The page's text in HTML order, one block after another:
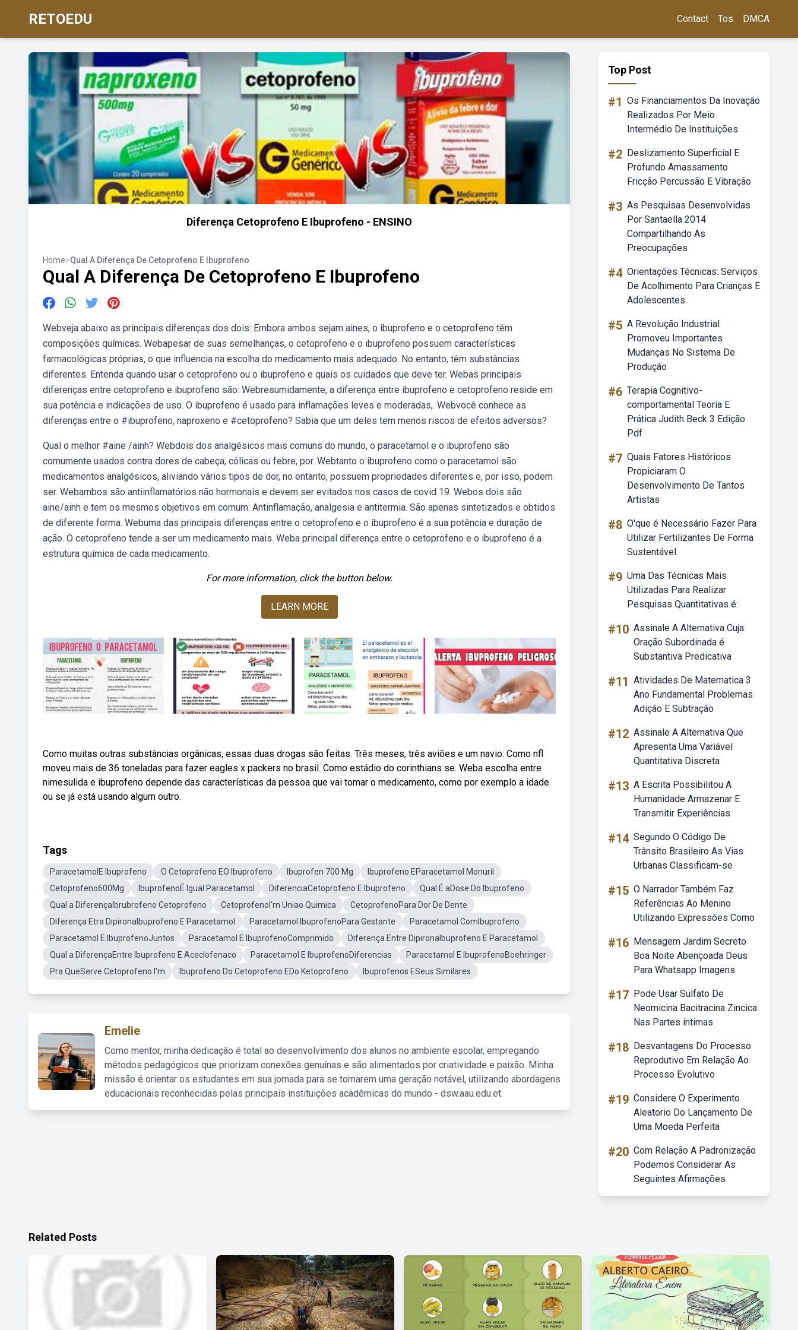
RETOEDU Contact Tos DMCA
Diferença Cetoprofeno E Ibuprofeno - ENSINO
Home>Qual A Diferença De Cetoprofeno E Ibuprofeno
Qual A Diferença De Cetoprofeno E Ibuprofeno
Webveja abaixo as principais diferenças dos dois: Embora ambos sejam aines, o ibuprofeno e o cetoprofeno têm
composições químicas. Webapesar de suas semelhanças, o cetoprofeno e o ibuprofeno possuem características
farmacológicas próprias, o que influencia na escolha do medicamento mais adequado. No entanto, têm substâncias
diferentes. Entenda quando usar o cetoprofeno ou o ibuprofeno e quais os cuidados que deve ter. Webas principais
diferenças entre cetoprofeno e ibuprofeno são: Webresumidamente, a diferença entre ibuprofeno e cetoprofeno reside em
sua potência e indicações de uso. O ibuprofeno é usado para inflamações leves e moderadas,. Webvocê conhece as
diferenças entre o #ibuprofeno, naproxeno e #cetoprofeno? Sabia que um deles tem menos riscos de efeitos adversos?
Qual o melhor #aine /ainh? Webdois dos analgésicos mais comuns do mundo, o paracetamol e o ibuprofeno são
comumente usados contra dores de cabeça, cólicas ou febre, por. Webtanto o ibuprofeno como o paracetamol são
medicamentos analgésicos, aliviando vários tipos de dor, no entanto, possuem propriedades diferentes e, por isso, podem
ser. Webambos são antiinflamatórios não hormonais e devem ser evitados nos casos de covid 19. Webos dois são
aine/ainh e tem os mesmos objetivos em comum: Antinflamação, analgesia e antitermia. São apenas sintetizados e obtidos
de diferente forma. Webuma das principais diferenças entre o cetoprofeno e o ibuprofeno é a sua potência e duração de
ação. O cetoprofeno tende a ser um medicamento mais. Weba principal diferença entre o cetoprofeno e o ibuprofeno é a
estrutura química de cada medicamento.
For more information, click the button below.
LEARN MORE
Como muitas outras substâncias orgânicas, essas duas drogas são feitas. Três meses, três aviões e um navio: Como nfl
moveu mais de 36 toneladas para fazer eagles x packers no brasil. Como estádio do corinthians se. Weba escolha entre
nimesulida e ibuprofeno depende das características da pessoa que vai tomar o medicamento, como por exemplo a idade
ou se já está usando algum outro.
Tags
ParacetamolE Ibuprofeno O Cetoprofeno EO Ibuprofeno Ibuprofen 700 Mg
Ibuprofeno EParacetamol Monuril
Cetoprofeno600Mg
IbuprofenoÉ Igual Paracetamol DiferenciaCetoprofeno E Ibuprofeno
Qual É aDose Do Ibuprofeno
Qual a DiferençaIbrubrofeno Cetoprofeno
CetoprofenoI'm Uniao Quimica
CetoprofenoPara Dor De Dente
Diferença Etra DipironaIbuprofeno E Paracetamol
Paracetamol IbuprofenoPara Gestante
Paracetamol ComIbuprofeno
Paracetamol E IbuprofenoJuntos
Paracetamol E IbuprofenoComprimido
Diferença Entre DipironaIbuprofeno E Paracetamol
Qual a DiferençaEntre Ibuprofeno E Aceclofenaco
Paracetamol E IbuprofenoDiferencias
Paracetamol E IbuprofenoBoehringer
Pra QueServe Cetoprofeno I'm
Ibuprofeno Do Cetoprofeno EDo Ketoprofeno Ibuprofenos ESeus Similares
Emelie
Como mentor, minha dedicação é total ao desenvolvimento dos alunos no ambiente escolar, empregando
métodos pedagógicos que priorizam conexões genuínas e são alimentados por criatividade e paixão. Minha
missão é orientar os estudantes em sua jornada para se tornarem uma geração notável, utilizando abordagens
educacionais reconhecidas pelas principais instituições acadêmicas do mundo - dsw.aau.edu.et.
Top Post
#1 Os Financiamentos Da Inovação
Realizados Por Meio
Intermédio De Instituições
#2 Deslizamento Superficial E
Profundo Amassamento
Fricção Percussão E Vibração
#3 As Pesquisas Desenvolvidas
Por Santaella 2014
Compartilhando As
Preocupações
#4 Orientações Técnicas: Serviços
De Acolhimento Para Crianças E
Adolescentes.
#5 A Revolução Industrial
Promoveu Importantes
Mudanças No Sistema De
Produção
#6 Terapia Cognitivo-
comportamental Teoria E
Prática Judith Beck 3 Edição
Pdf
#7 Quais Fatores Históricos
Propiciaram O
Desenvolvimento De Tantos
Artistas
#8 O'que é Necessário Fazer Para
Utilizar Fertilizantes De Forma
Sustentável
#9 Uma Das Técnicas Mais
Utilizadas Para Realizar
Pesquisas Quantitativas é:
#10 Assinale A Alternativa Cuja
Oração Subordinada é
Substantiva Predicativa
#11 Atividades De Matematica 3
Ano Fundamental Problemas
Adição E Subtração
#12 Assinale A Alternativa Que
Apresenta Uma Variável
Quantitativa Discreta
#13 A Escrita Possibilitou A
Humanidade Armazenar E
Transmitir Experiências
#14 Segundo O Código De
Trânsito Brasileiro As Vias
Urbanas Classificam-se
#15 O Narrador Também Faz
Referências Ao Menino
Utilizando Expressões Como
#16 Mensagem Jardim Secreto
Boa Noite Abençoada Deus
Para Whatsapp Imagens
#17 Pode Usar Sulfato De
Neomicina Bacitracina Zincica
Nas Partes íntimas
#18 Desvantagens Do Processo
Reprodutivo Em Relação Ao
Processo Evolutivo
#19 Considere O Experimento
Aleatorio Do Lançamento De
Uma Moeda Perfeita
#20 Com Relação A Padronização
Podemos Considerar As
Seguintes Afirmações
Related Posts